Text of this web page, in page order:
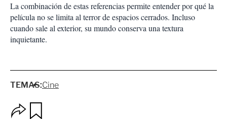
La combinación de estas referencias permite entender por qué la
película no se limita al terror de espacios cerrados. Incluso
cuando sale al exterior, su mundo conserva una textura
inquietante.
TEMAS:Cine